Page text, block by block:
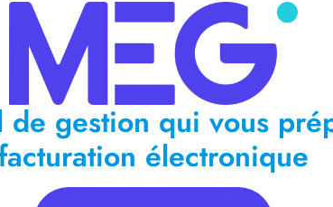
: < 1 minute
de gestion qui vous
électronique